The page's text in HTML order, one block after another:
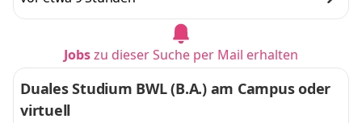
Jobszu dieser Suche per Mail erhalten
Duales Studium BWL (B.A.) am Campus oder
virtuell